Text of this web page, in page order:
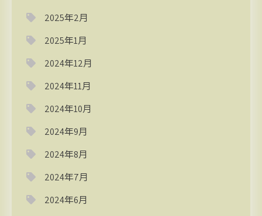
2025年2月
2025年1月
2024年12月
2024年11月
2024年10月
2024年9月
2024年8月
2024年7月
2024年6月